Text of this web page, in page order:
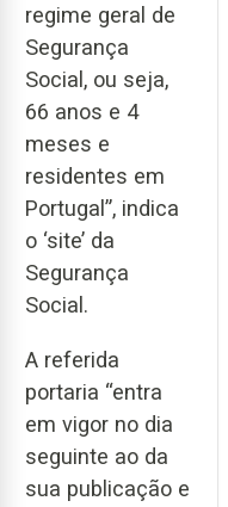
regime geral de
Segurança
Social, ou seja,
66 anos e 4
meses e
residentes em
Portugal”, indica
o ‘site’ da
Segurança
Social.
A referida
portaria “entra
em vigor no dia
seguinte ao da
sua publicação e